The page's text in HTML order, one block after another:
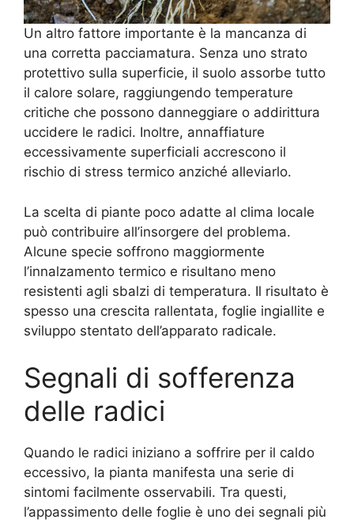
Un altro fattore importante è la mancanza di
una corretta pacciamatura. Senza uno strato
protettivo sulla superficie, il suolo assorbe tutto
il calore solare, raggiungendo temperature
critiche che possono danneggiare o addirittura
uccidere le radici. Inoltre, annaffiature
eccessivamente superficiali accrescono il
rischio di stress termico anziché alleviarlo.
La scelta di piante poco adatte al clima locale
può contribuire all’insorgere del problema.
Alcune specie soffrono maggiormente
l’innalzamento termico e risultano meno
resistenti agli sbalzi di temperatura. Il risultato è
spesso una crescita rallentata, foglie ingiallite e
sviluppo stentato dell’apparato radicale.
Segnali di sofferenza
delle radici
Quando le radici iniziano a soffrire per il caldo
eccessivo, la pianta manifesta una serie di
sintomi facilmente osservabili. Tra questi,
l’appassimento delle foglie è uno dei segnali più